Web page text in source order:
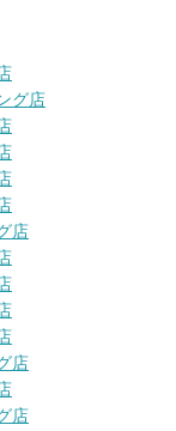
グ店
店
店
店